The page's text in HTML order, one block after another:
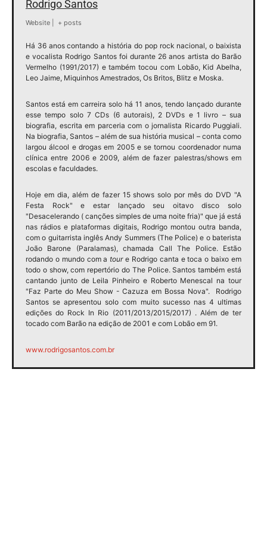
Rodrigo Santos
Website + posts
Há 36 anos contando a história do pop rock nacional, o baixista
e vocalista Rodrigo Santos foi durante 26 anos artista do Barão
Vermelho (1991/2017) e também tocou com Lobão, Kid Abelha,
Leo Jaime, Miquinhos Amestrados, Os Britos, Blitz e Moska.
Santos está em carreira solo há 11 anos, tendo lançado durante
esse tempo solo 7 CDs (6 autorais), 2 DVDs e 1 livro – sua
biografia, escrita em parceria com o jornalista Ricardo Puggiali.
Na biografia, Santos – além de sua história musical – conta como
largou álcool e drogas em 2005 e se tornou coordenador numa
clínica entre 2006 e 2009, além de fazer palestras/shows em
escolas e faculdades.
Hoje em dia, além de fazer 15 shows solo por mês do DVD "A
Festa Rock" e estar lançado seu oitavo disco solo
"Desacelerando ( canções simples de uma noite fria)" que já está
nas rádios e plataformas digitais, Rodrigo montou outra banda,
com o guitarrista inglês Andy Summers (The Police) e o baterista
João Barone (Paralamas), chamada Call The Police. Estão
rodando o mundo com a toure Rodrigocanta e toca o baixo em
todo o show, com repertório do The Police.Santos também está
cantando junto de Leila Pinheiro e Roberto Menescal na tour
"Faz Parte do Meu Show - Cazuza em Bossa Nova". Rodrigo
Santos se apresentou solo com muito sucesso nas 4 ultimas
edições do Rock In Rio (2011/2013/2015/2017) . Além de ter
tocado com Barão na edição de 2001 e com Lobão em 91.
www.rodrigosantos.com.br